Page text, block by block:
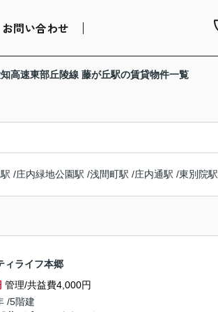
お問い合わせ
高速東部丘陵線 藤が丘駅の賃貸物件一覧
/庄内緑地公園駅 /浅間町駅 /庄内通駅 /東別院駅
ィライフ本郷
管理/共益費4,000円
/5階建